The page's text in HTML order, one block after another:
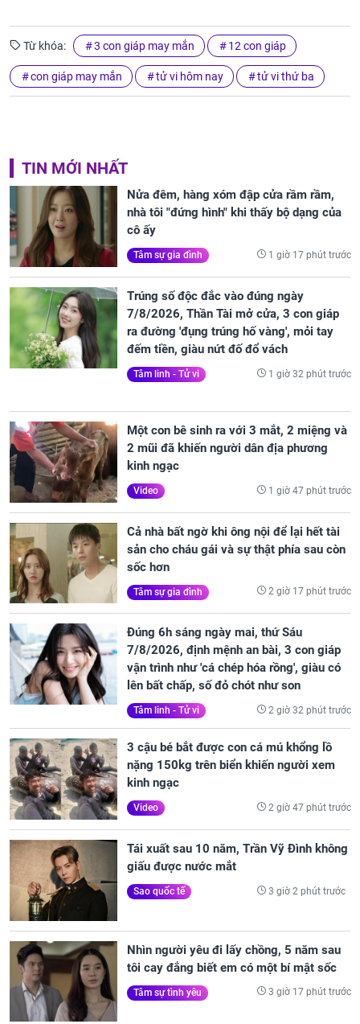
Từ khóa: 3 con giáp may mắn 12 con giáp
con giáp may mắn tử vi hôm nay tử vi thứ ba
TIN MỚI NHẤT
Nửa đêm, hàng xóm đập cửa rầm rầm,
nhà tôi "đứng hình" khi thấy bộ dạng của
cô ấy
Tâm sự gia đình 1 giờ 17 phút trước
Trúng số độc đắc vào đúng ngày
7/8/2026, Thần Tài mở cửa, 3 con giáp
ra đường 'đụng trúng hố vàng', mỏi tay
đếm tiền, giàu nứt đố đổ vách
Tâm linh - Tử vi 1 giờ 32 phút trước
Một con bê sinh ra với 3 mắt, 2 miệng và
2 mũi đã khiến người dân địa phương
kinh ngạc
Video 1 giờ 47 phút trước
Cả nhà bất ngờ khi ông nội để lại hết tài
sản cho cháu gái và sự thật phía sau còn
sốc hơn
Tâm sự gia đình 2 giờ 17 phút trước
Đúng 6h sáng ngày mai, thứ Sáu
7/8/2026, định mệnh an bài, 3 con giáp
vận trình như 'cá chép hóa rồng', giàu có
lên bất chấp, số đỏ chót như son
Tâm linh - Tử vi 2 giờ 32 phút trước
3 cậu bé bắt được con cá mú khổng lồ
nặng 150kg trên biển khiến người xem
kinh ngạc
Video 2 giờ 47 phút trước
Tái xuất sau 10 năm, Trần Vỹ Đình không
giấu được nước mắt
Sao quốc tế 3 giờ 2 phút trước
Nhìn người yêu đi lấy chồng, 5 năm sau
tôi cay đắng biết em có một bí mật sốc
Tâm sự tình yêu 3 giờ 17 phút trước